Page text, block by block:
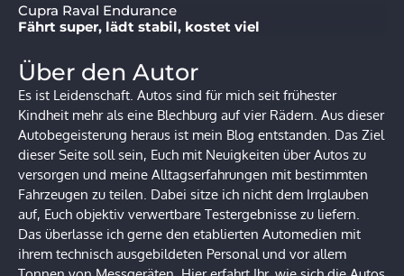
Cupra Raval Endurance
Fährt super, lädt stabil, kostet viel
Über den Autor
Es ist Leidenschaft. Autos sind für mich seit frühester
Kindheit mehr als eine Blechburg auf vier Rädern. Aus dieser
Autobegeisterung heraus ist mein Blog entstanden. Das Ziel
dieser Seite soll sein, Euch mit Neuigkeiten über Autos zu
versorgen und meine Alltagserfahrungen mit bestimmten
Fahrzeugen zu teilen. Dabei sitze ich nicht dem Irrglauben
auf, Euch objektiv verwertbare Testergebnisse zu liefern.
Das überlasse ich gerne den etablierten Automedien mit
ihrem technisch ausgebildeten Personal und vor allem